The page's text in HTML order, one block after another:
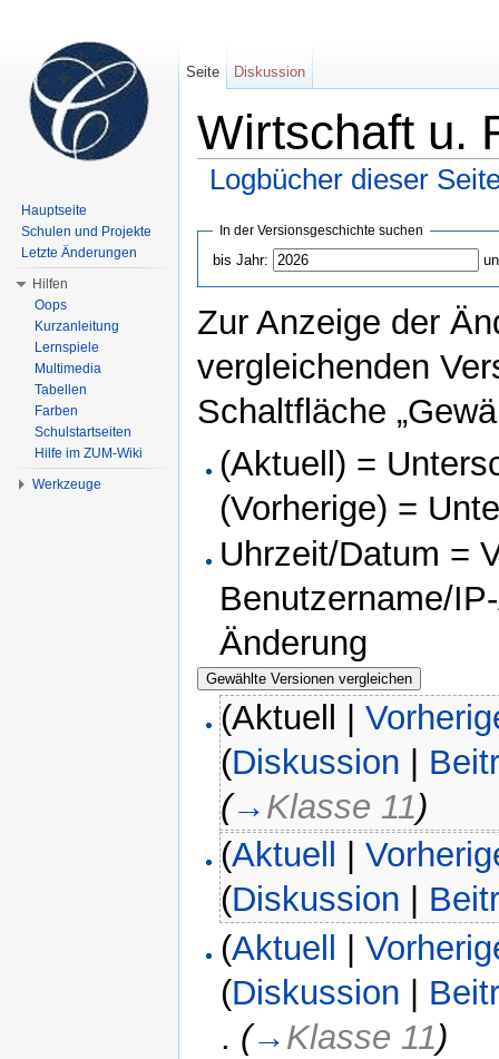
Wirtschaft u.
Logbücher dieser
In der Versionsgeschichte suchen
bis Jahr:
Zur Anzeige der
vergleichenden
Schaltfläche
(Aktuell) =
(Vorherige) =
Uhrzeit/Datum =
Benutzername/
Änderung
(Aktuell |
(Diskussion
(→ Klasse 11)
(Aktuell |
(Diskussion
(Aktuell |
(Diskussion |
. (→ Klasse 11)
Seite Diskussion
Hauptseite
Schulen und Projekte
Letzte Änderungen
Hilfen
Oops
Kurzanleitung
Lernspiele
Multimedia
Tabellen
Farben
Schulstartseiten
Hilfe im ZUM-Wiki
Werkzeuge